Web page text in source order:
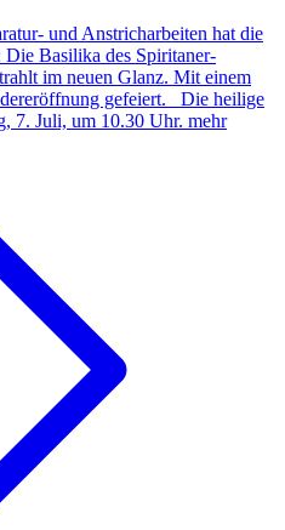
und Anstricharbei­ten hat die
Basilika des Spiritaner-
im neuen Glanz. Mit einem
gefeiert. Die heilige
7. Juli, um 10.30 Uhr. mehr